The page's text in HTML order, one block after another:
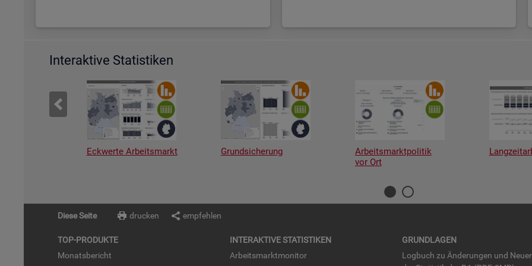
Interaktive Statistiken
Eckwerte Arbeitsmarkt Grundsicherung
Arbeitsmarktpolitik
vor Ort
Diese Seite drucken empfehlen
TOP-PRO­DUK­TE
Mo­nats­be­richt
IN­TER­AK­TI­VE STA­TIS­TI­KEN
Ar­beits­markt­mo­ni­tor
GRUND­LA­GEN
Log­buch zu Än­de­run­gen und